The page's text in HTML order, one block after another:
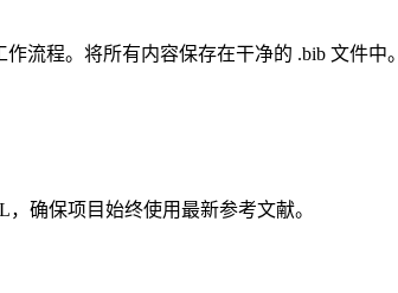
流程。将所有内容保存在干净的 .bib 文件中。
，确保项目始终使用最新参考文献。